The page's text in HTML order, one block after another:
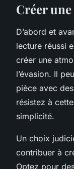
Créer
D’abord et
lecture réussi
créer une
l’évasion. Il
pièce avec
résistez à
simplicité.
Un choix
contribuer à
Optez pour